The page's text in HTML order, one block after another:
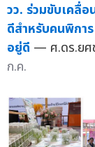
วว. ร่วมขับเคลื่
ดีสำหรับคนพิกา
อยู่ดี — ศ.ดร.ยศ
ก.ค.